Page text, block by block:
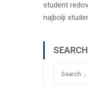
student
najbolji
SEARCH